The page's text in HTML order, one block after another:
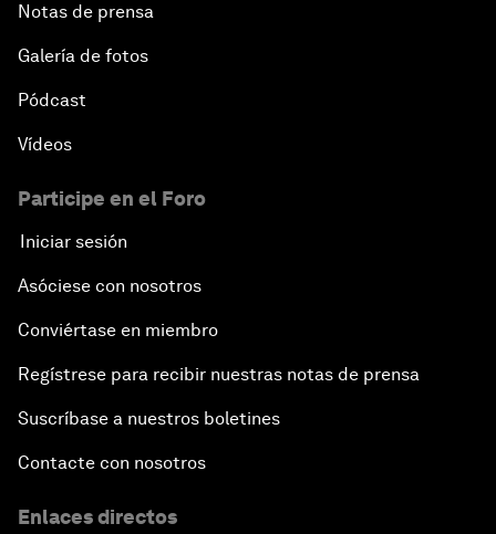
Notas de prensa
Galería de fotos
Pódcast
Vídeos
Participe en el Foro
Iniciar sesión
Asóciese con nosotros
Conviértase en miembro
Regístrese para recibir nuestras notas de prensa
Suscríbase a nuestros boletines
Contacte con nosotros
Enlaces directos